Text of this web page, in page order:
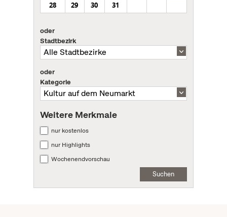
28
29 30 31
oder
Stadtbezirk
oder
Kategorie
Weitere Merkmale
nur kostenlos
nur Highlights
Wochenendvorschau
Suchen